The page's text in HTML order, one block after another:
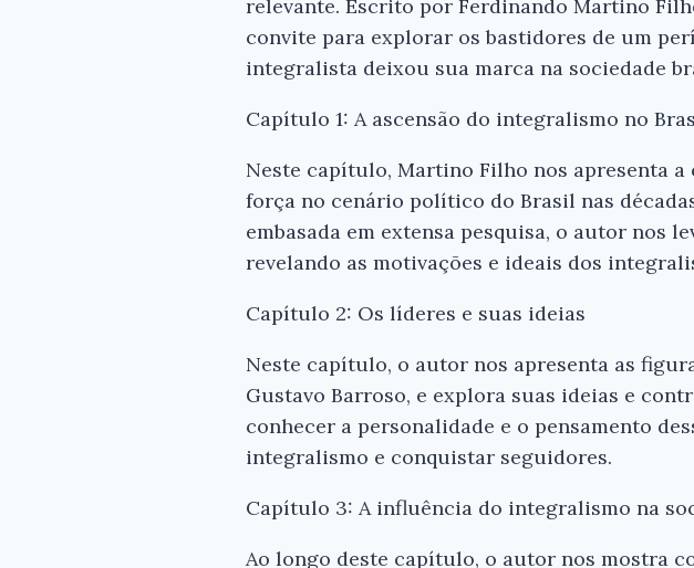
relevante. Escrito por Ferdinando Martino
convite para explorar os bastidores de um
integralista deixou sua marca na sociedade
Capítulo 1: A ascensão do integralismo no
Neste capítulo, Martino Filho nos apresenta
força no cenário político do Brasil nas
embasada em extensa pesquisa, o autor nos
revelando as motivações e ideais dos
Capítulo 2: Os líderes e suas ideias
Neste capítulo, o autor nos apresenta as
Gustavo Barroso, e explora suas ideias e
conhecer a personalidade e o pensamento
integralismo e conquistar seguidores.
Capítulo 3: A influência do integralismo na
Ao longo deste capítulo, o autor nos mostra